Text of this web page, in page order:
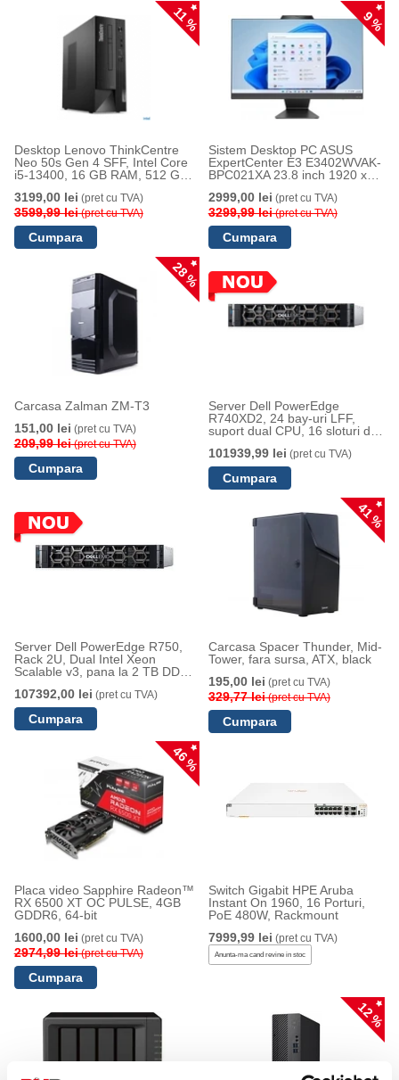
11 %
Desktop Lenovo ThinkCentre
Neo 50s Gen 4 SFF, Intel Core
i5-13400, 16 GB RAM, 512 GB
3199,00 lei (pret cu TVA)
3599,99 lei(pret cu TVA)
9 %
Sistem Desktop PC ASUS
ExpertCenter E3 E3402WVAK-
BPC021XA 23.8 inch 1920 x
GB SSD, Intel UHD Graphics,
Windows 11 Pro Education,
Negru
2999,00 lei (pret cu TVA)
3299,99 lei(pret cu TVA)
28 %
Carcasa Zalman ZM-T3
151,00 lei (pret cu TVA)
209,99 lei(pret cu TVA)
Server Dell PowerEdge
R740XD2, 24 bay-uri LFF,
suport dual CPU, 16 sloturi de
101939,99 lei (pret cu TVA)
Server Dell PowerEdge R750,
Rack 2U, Dual Intel Xeon
Scalable v3, pana la 2 TB DDR4,
107392,00 lei (pret cu TVA)
41 %
Carcasa Spacer Thunder, Mid-
Tower, fara sursa, ATX, black
195,00 lei (pret cu TVA)
329,77 lei(pret cu TVA)
46 %
Placa video Sapphire Radeon™
RX 6500 XT OC PULSE, 4GB
GDDR6, 64-bit
1600,00 lei (pret cu TVA)
2974,99 lei(pret cu TVA)
Switch Gigabit HPE Aruba
Instant On 1960, 16 Porturi,
PoE 480W, Rackmount
7999,99 lei (pret cu TVA)
Anunta-ma cand revine in stoc
12 %